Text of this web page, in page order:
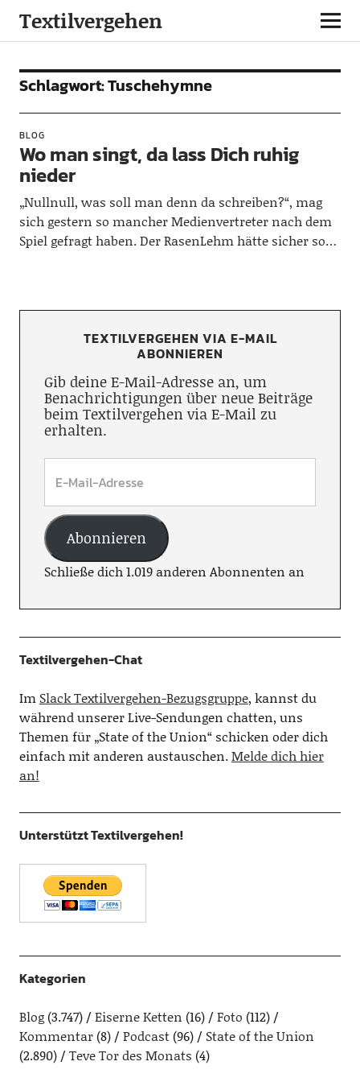
Textilvergehen
Schlagwort:Tuschehymne
BLOG
Wo man singt, da lass Dich ruhig
nieder
„Nullnull, was soll man denn da schreiben?“, mag
sich gestern so mancher Medienvertreter nach dem
Spiel gefragt haben. Der RasenLehm hätte sicher so…
TEXTILVERGEHEN VIA E-MAIL
ABONNIEREN
Gib deine E-Mail-Adresse an, um
Benachrichtigungen über neue Beiträge
beim Textilvergehen via E-Mail zu
erhalten.
Abonnieren
Schließe dich 1.019 anderen Abonnenten an
Textilvergehen-Chat
Im Slack Textilvergehen-Bezugsgruppe, kannst du
während unserer Live-Sendungen chatten, uns
Themen für „State of the Union“ schicken oder dich
einfach mit anderen austauschen.Melde dich hier
an!
Unterstützt Textilvergehen!
Kategorien
Blog(3.747) Eiserne Ketten (16) Foto (112)
Kommentar(8) Podcast(96)
State of the Union
(2.890)
Teve Tor des Monats (4)